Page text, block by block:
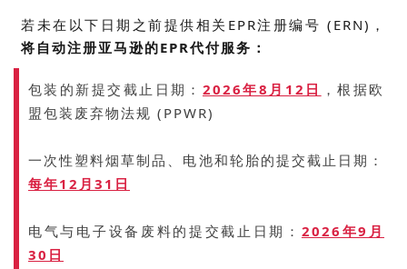
若未在以下日期之前提供相关EPR注册编号 (ERN)，
将自动注册亚马逊的EPR代付服务：
包装的新提交截止日期： 2026年8月12日 ，根据欧
盟包装废弃物法规 ( PPWR)
一次性塑料烟草制品、电池和轮胎的提交截止日期：
每年1 2月31日
电气与电子设备废料的提交截止日期： 2026年9月
30日